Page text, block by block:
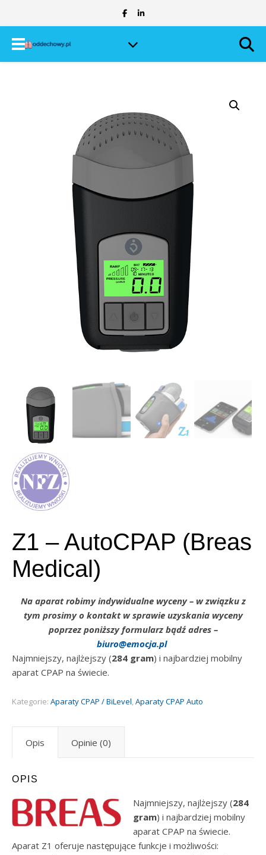
Z1 – AutoCPAP (Breas
Medical)
Na aparat robimy indywidualne wyceny – w związku z
tym prosimy o kontakt w sprawie uzyskania wyceny
poprzez poniższy formularz bądź adres –
biuro@emocja.pl
Najmniejszy, najlżejszy (284 gram) i najbardziej mobilny
aparat CPAP na świecie.
Kategorie: Aparaty CPAP / BiLevel Aparaty CPAP Auto
Opis Opinie (0)
OPIS
Najmniejszy, najlżejszy (284
gram) i najbardziej mobilny
aparat CPAP na świecie.
Aparat Z1 oferuje następujące funkcje i możliwości: